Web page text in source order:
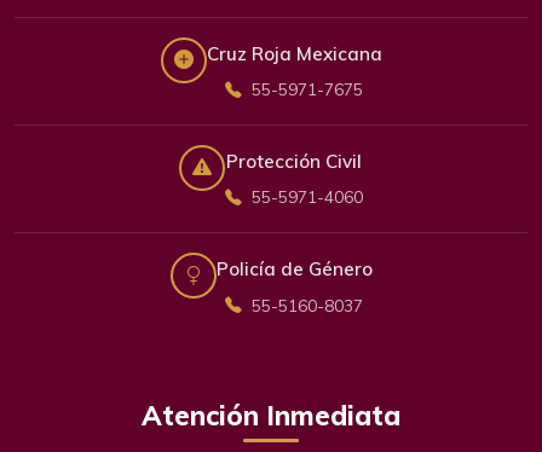
Cruz Roja Mexicana
55-5971-7675
Protección Civil
55-5971-4060
Policía de Género
55-5160-8037
Atención Inmediata